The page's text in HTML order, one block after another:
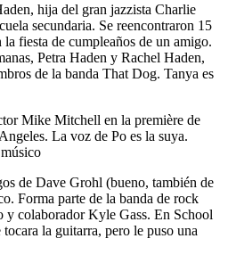
hija del gran jazzista Charlie
secundaria. Se reencontraron 15
la fiesta de cumpleaños de un amigo.
Petra Haden y Rachel Haden,
de la banda That Dog. Tanya es
Mike Mitchell en la première de
La voz de Po es la suya.
de Dave Grohl (bueno, también de
Forma parte de la banda de rock
y colaborador Kyle Gass. En School
la guitarra, pero le puso una